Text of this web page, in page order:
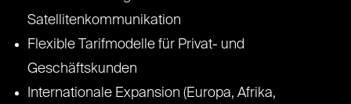
Satellitenkommunikation
Flexible Tarifmodelle für Privat- und
Geschäftskunden
Internationale Expansion (Europa, Afrika,